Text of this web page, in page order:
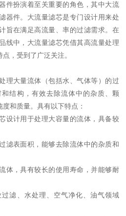
件扮演着至关重要的角色，其中大流
器件。大流量滤芯是专门设计用来处
旨在满足高流量、率的过滤需求。在
线中，大流量滤芯凭借其高流量处理
，受到了广泛关注。
理大量流体（包括水、气体等）的过
结构，有效去除流体中的杂质、颗
和质量。具有以下特点：
设计用于处理大容量的流体，具备较
滤表面积，能够去除流体中的杂质和
体，具有较长的使用寿命，并能够耐
滤、水处理、空气净化、油气领域